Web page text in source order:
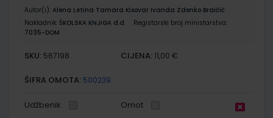
Autor(i): Alena Letina Tamara Kisovar Ivanda Zdenko Braičić
Nakladnik: ŠKOLSKA KNJIGA d.d.
Registarski broj ministarstva:
7035-DOM
SKU: 567198 CIJENA: 11,00 €
ŠIFRA OMOTA: 500239
Udžbenik Omot